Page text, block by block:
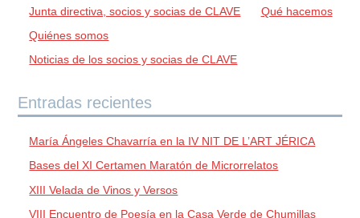
Junta directiva, socios y socias de CLAVE
Qué hacemos
Quiénes somos
Noticias de los socios y socias de CLAVE
Entradas recientes
María Ángeles Chavarría en la IV NIT DE L’ART JÉRICA
Bases del XI Certamen Maratón de Microrrelatos
XIII Velada de Vinos y Versos
VIII Encuentro de Poesía en la Casa Verde de Chumillas